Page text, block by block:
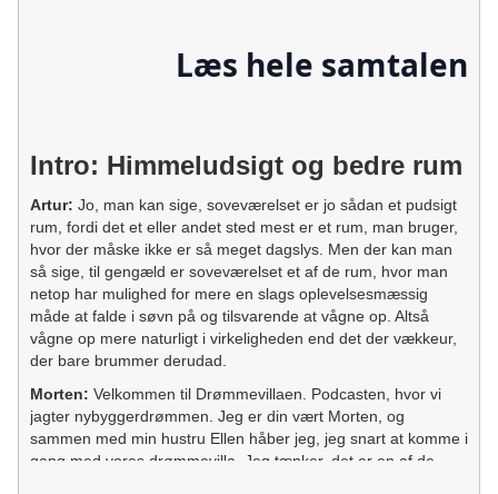
Læs hele samtalen
Intro: Himmeludsigt og bedre rum
Artur: Jo, man kan sige, soveværelset er jo sådan et pudsigt
rum, fordi det et eller andet sted mest er et rum, man bruger,
hvor der måske ikke er så meget dagslys. Men der kan man
så sige, til gengæld er soveværelset et af de rum, hvor man
netop har mulighed for mere en slags oplevelsesmæssig
måde at falde i søvn på og tilsvarende at vågne op. Altså
vågne op mere naturligt i virkeligheden end det der vækkeur,
der bare brummer derudad.
Morten: Velkommen til Drømmevillaen. Podcasten, hvor vi
jagter nybyggerdrømmen. Jeg er din vært Morten, og
sammen med min hustru Ellen håber jeg, jeg snart at komme i
gang med vores drømmevilla. Jeg tænker, det er en af de